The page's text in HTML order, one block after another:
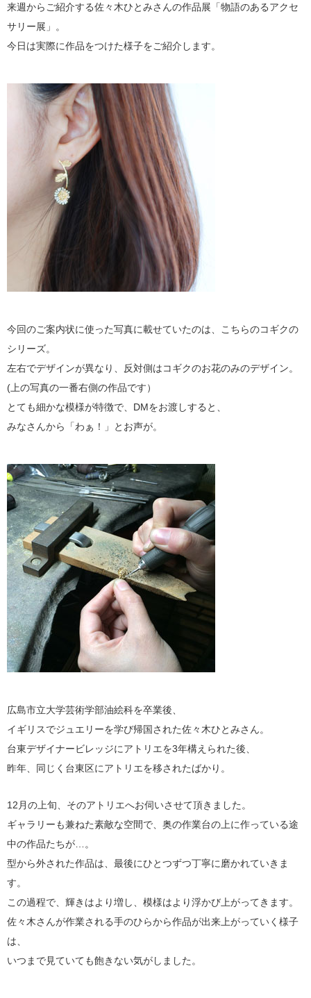
来週からご紹介する佐々木ひとみさんの作品展「物語のあるアクセ
サリー展」。
今日は実際に作品をつけた様子をご紹介します。
今回のご案内状に使った写真に載せていたのは、こちらのコギクの
シリーズ。
左右でデザインが異なり、反対側はコギクのお花のみのデザイン。
(上の写真の一番右側の作品です）
とても細かな模様が特徴で、DMをお渡しすると、
みなさんから「わぁ！」とお声が。
広島市立大学芸術学部油絵科を卒業後、
イギリスでジュエリーを学び帰国された佐々木ひとみさん。
台東デザイナービレッジにアトリエを3年構えられた後、
昨年、同じく台東区にアトリエを移されたばかり。
12月の上旬、そのアトリエへお伺いさせて頂きました。
ギャラリーも兼ねた素敵な空間で、奥の作業台の上に作っている途
中の作品たちが…。
型から外された作品は、最後にひとつずつ丁寧に磨かれていきま
す。
この過程で、輝きはより増し、模様はより浮かび上がってきます。
佐々木さんが作業される手のひらから作品が出来上がっていく様子
は、
いつまで見ていても飽きない気がしました。